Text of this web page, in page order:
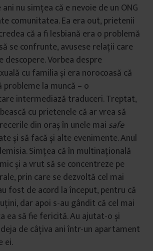
ani nu simțea că e nevoie de un ONG
comunitatea. Ea era out, prietenii
că a fi lesbiană era o problemă
se confrunte, avusese relații care
descopere. Vorbea despre
cu familia și era norocoasă că
probleme la muncă – o
intermediază traduceri. Treptat,
cu prietenele că ar vrea să
din oraș în unele maisafe
și să facă și alte evenimente. Anul
Simțea că în multinațională
și a vrut să se concentreze pe
prin care se dezvoltă cel mai
fost de acord la început, pentru că
dar apoi s-au gândit că cel mai
ea să fie fericită. Au ajutat-o și
de câțiva ani într-un apartament
ei.